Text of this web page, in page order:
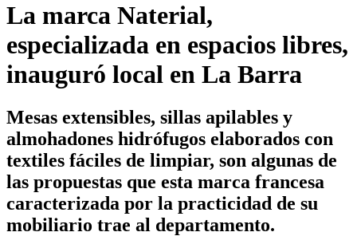
La marca Naterial,
especializada en espacios libres,
inauguró local en La Barra
Mesas extensibles, sillas apilables y
almohadones hidrófugos elaborados con
textiles fáciles de limpiar, son algunas de
las propuestas que esta marca francesa
caracterizada por la practicidad de su
mobiliario trae al departamento.